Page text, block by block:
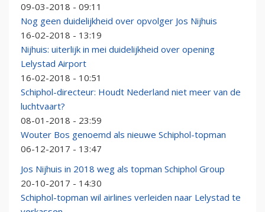
09-03-2018 - 09:11
Nog geen duidelijkheid over opvolger Jos Nijhuis
16-02-2018 - 13:19
Nijhuis: uiterlijk in mei duidelijkheid over opening
Lelystad Airport
16-02-2018 - 10:51
Schiphol-directeur: Houdt Nederland niet meer van de
luchtvaart?
08-01-2018 - 23:59
Wouter Bos genoemd als nieuwe Schiphol-topman
06-12-2017 - 13:47
Jos Nijhuis in 2018 weg als topman Schiphol Group
20-10-2017 - 14:30
Schiphol-topman wil airlines verleiden naar Lelystad te